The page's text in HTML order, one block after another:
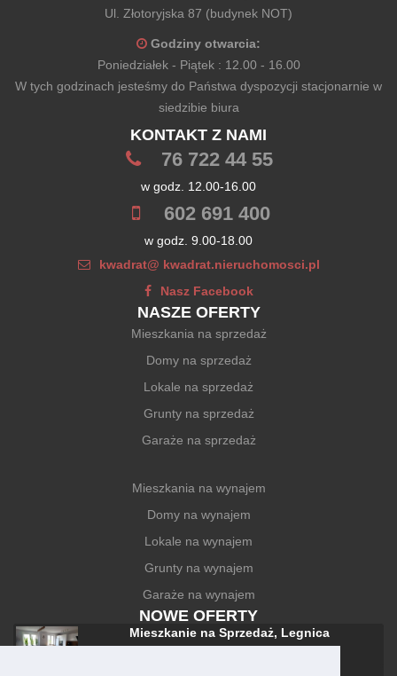
Ul. Złotoryjska 87 (budynek NOT)
Godziny otwarcia:
Poniedziałek - Piątek : 12.00 - 16.00
W tych godzinach jesteśmy do Państwa dyspozycji stacjonarnie w
siedzibie biura
KONTAKT Z NAMI
76 722 44 55
w godz. 12.00-16.00
602 691 400
w godz. 9.00-18.00
kwadrat@ kwadrat.nieruchomosci.pl
Nasz Facebook
NASZE OFERTY
Mieszkania na sprzedaż
Domy na sprzedaż
Lokale na sprzedaż
Grunty na sprzedaż
Garaże na sprzedaż
Mieszkania na wynajem
Domy na wynajem
Lokale na wynajem
Grunty na wynajem
Garaże na wynajem
NOWE OFERTY
Mieszkanie na Sprzedaż, Legnica